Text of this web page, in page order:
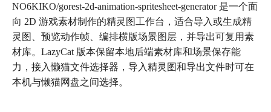
NO6KIKO/gorest-2d-animation-spritesheet-generator 是一个面
向 2D 游戏素材制作的精灵图工作台，适合导入或生成精
灵图、预览动作帧、编排横版场景图层，并导出可复用素
材库。LazyCat 版本保留本地后端素材库和场景保存能
力，接入懒猫文件选择器，导入精灵图和导出文件时可在
本机与懒猫网盘之间选择。